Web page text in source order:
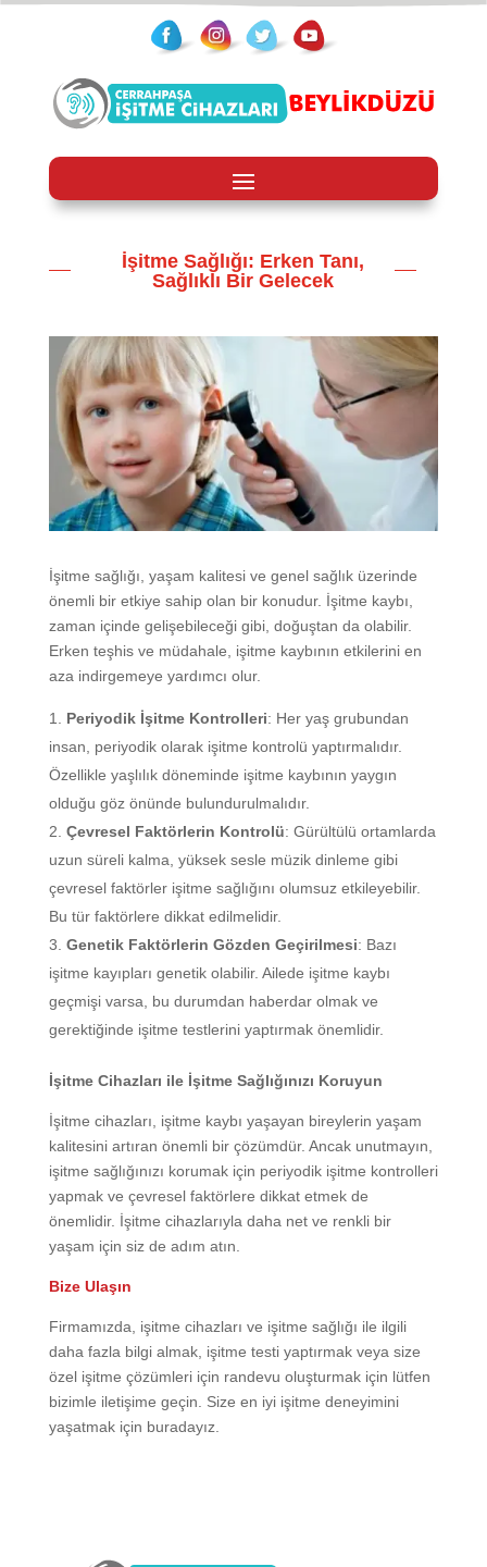
İşitme Sağlığı: Erken Tanı,
Sağlıklı Bir Gelecek
İşitme sağlığı, yaşam kalitesi ve genel sağlık üzerinde
önemli bir etkiye sahip olan bir konudur. İşitme kaybı,
zaman içinde gelişebileceği gibi, doğuştan da olabilir.
Erken teşhis ve müdahale, işitme kaybının etkilerini en
aza indirgemeye yardımcı olur.
Periyodik İşitme Kontrolleri: Her yaş grubundan
insan, periyodik olarak işitme kontrolü yaptırmalıdır.
Özellikle yaşlılık döneminde işitme kaybının yaygın
olduğu göz önünde bulundurulmalıdır.
Çevresel Faktörlerin Kontrolü: Gürültülü ortamlarda
uzun süreli kalma, yüksek sesle müzik dinleme gibi
çevresel faktörler işitme sağlığını olumsuz etkileyebilir.
Bu tür faktörlere dikkat edilmelidir.
Genetik Faktörlerin Gözden Geçirilmesi: Bazı
işitme kayıpları genetik olabilir. Ailede işitme kaybı
geçmişi varsa, bu durumdan haberdar olmak ve
gerektiğinde işitme testlerini yaptırmak önemlidir.
İşitme Cihazları ile İşitme Sağlığınızı Koruyun
İşitme cihazları, işitme kaybı yaşayan bireylerin yaşam
kalitesini artıran önemli bir çözümdür. Ancak unutmayın,
işitme sağlığınızı korumak için periyodik işitme kontrolleri
yapmak ve çevresel faktörlere dikkat etmek de
önemlidir. İşitme cihazlarıyla daha net ve renkli bir
yaşam için siz de adım atın.
Bize Ulaşın
Firmamızda, işitme cihazları ve işitme sağlığı ile ilgili
daha fazla bilgi almak, işitme testi yaptırmak veya size
özel işitme çözümleri için randevu oluşturmak için lütfen
bizimle iletişime geçin. Size en iyi işitme deneyimini
yaşatmak için buradayız.